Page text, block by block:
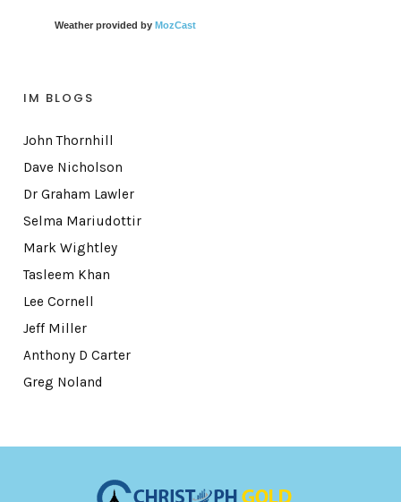
Weather provided by MozCast
IM BLOGS
John Thornhill
Dave Nicholson
Dr Graham Lawler
Selma Mariudottir
Mark Wightley
Tasleem Khan
Lee Cornell
Jeff Miller
Anthony D Carter
Greg Noland